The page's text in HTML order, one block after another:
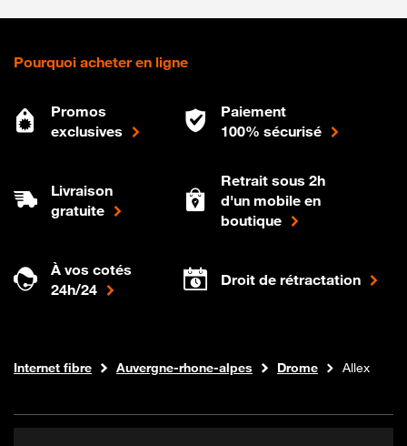
Pourquoi acheter en ligne
Promos
exclusives
Paiement
100% sécurisé
Livraison
gratuite
Retrait sous 2h
d'un mobile en
boutique
À vos cotés
24h/24
Droit de rétractation
Boutique Orange
Internet fibre Auvergne-rhone-alpes Drome Allex